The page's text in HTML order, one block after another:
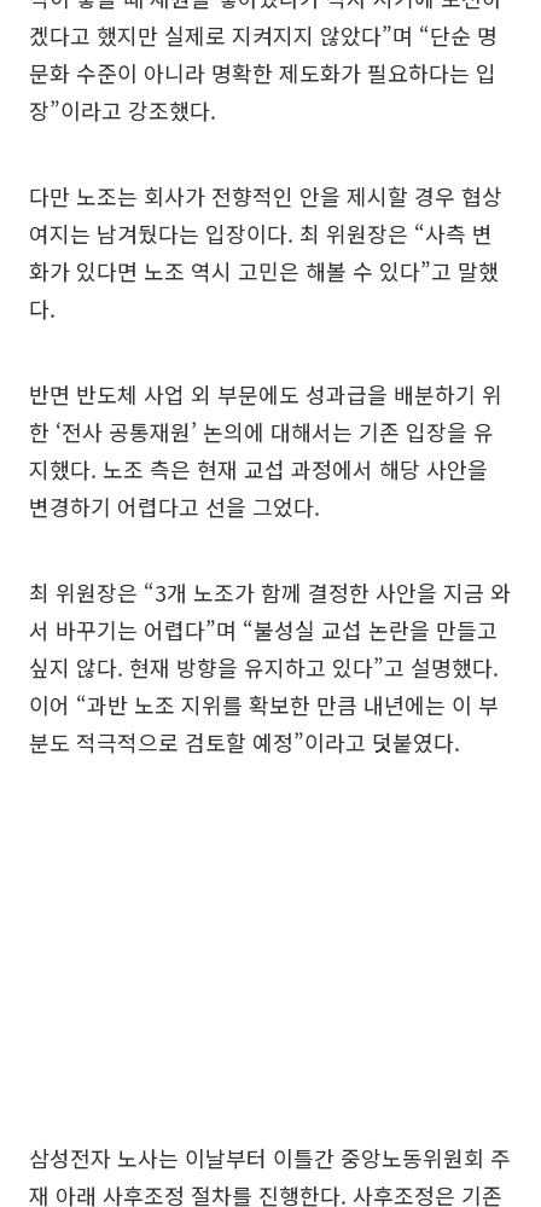
겠다고 했지만 실제로 지켜지지 않았다”며 “단순 명
문화 수준이 아니라 명확한 제도화가 필요하다는 입
장”이라고 강조했다.
다만 노조는 회사가 전향적인 안을 제시할 경우 협상
여지는 남겨뒀다는 입장이다. 최 위원장은 “사측 변
화가 있다면 노조 역시 고민은 해볼 수 있다”고 말했
다.
반면 반도체 사업 외 부문에도 성과급을 배분하기 위
한 ‘전사 공통재원’ 논의에 대해서는 기존 입장을 유
지했다. 노조 측은 현재 교섭 과정에서 해당 사안을
변경하기 어렵다고 선을 그었다.
최 위원장은 “3개 노조가 함께 결정한 사안을 지금 와
서 바꾸기는 어렵다”며 “불성실 교섭 논란을 만들고
싶지 않다. 현재 방향을 유지하고 있다”고 설명했다.
이어 “과반 노조 지위를 확보한 만큼 내년에는 이 부
분도 적극적으로 검토할 예정”이라고 덧붙였다.
삼성전자 노사는 이날부터 이틀간 중앙노동위원회 주
재 아래 사후조정 절차를 진행한다. 사후조정은 기존